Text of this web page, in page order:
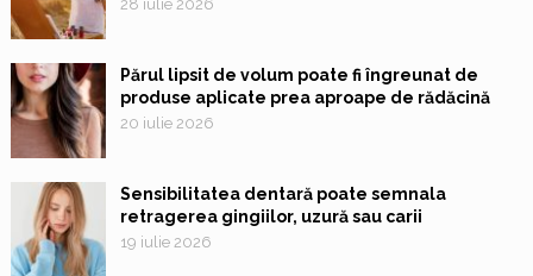
28 iulie 2026
Părul lipsit de volum poate fi îngreunat de
produse aplicate prea aproape de rădăcină
20 iulie 2026
Sensibilitatea dentară poate semnala
retragerea gingiilor, uzură sau carii
19 iulie 2026